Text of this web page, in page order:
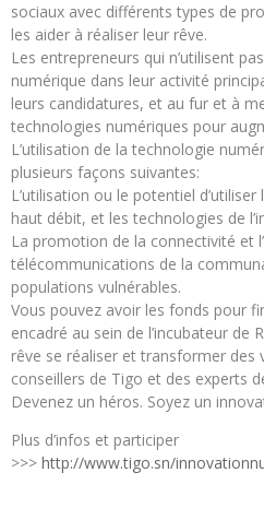
sociaux avec différents types de
les aider à réaliser leur rêve.
Les entrepreneurs qui n’utilisent
numérique dans leur activité
leurs candidatures, et au fur et à
technologies numériques pour
L’utilisation de la technologie
plusieurs façons suivantes:
L’utilisation ou le potentiel
haut débit, et les technologies de
La promotion de la connectivité et
télécommunications de la
populations vulnérables.
Vous pouvez avoir les fonds pour
encadré au sein de l’incubateur de
rêve se réaliser et transformer des
conseillers de Tigo et des experts
Devenez un héros. Soyez un
Plus d’infos et participer
>>> http://www.tigo.sn/